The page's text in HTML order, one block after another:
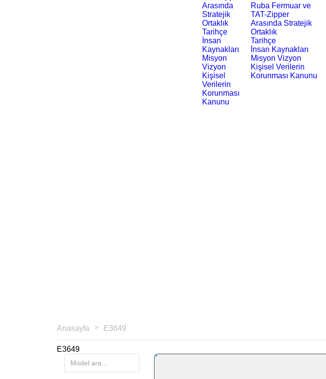
Arasında
Stratejik
Ortaklık
Tarihçe
İnsan
Kaynakları
Misyon
Vizyon
Kişisel
Verilerin
Korunması
Kanunu
Ruba Fermuar ve
TAT-Zipper
Arasında Stratejik
Ortaklık
Tarihçe
İnsan Kaynakları
Misyon Vizyon
Kişisel Verilerin
Korunması Kanunu
Anasayfa E3649
E3649